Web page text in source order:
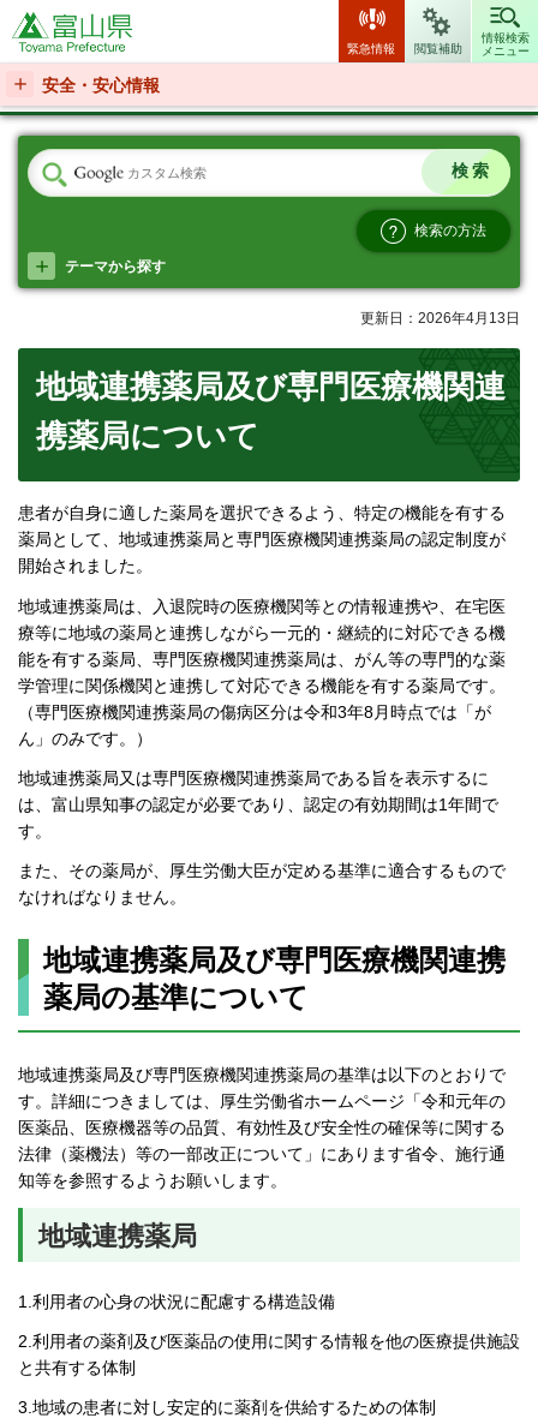
富山県
緊急情報 閲覧補助
情報検索
メニュー
安全・安心情報
検索の方法
テーマから探す
更新日：2026年4月13日
地域連携薬局及び専門医療機関連
携薬局について
患者が自身に適した薬局を選択できるよう、特定の機能を有する
薬局として、地域連携薬局と専門医療機関連携薬局の認定制度が
開始されました。
地域連携薬局は、入退院時の医療機関等との情報連携や、在宅医
療等に地域の薬局と連携しながら一元的・継続的に対応できる機
能を有する薬局、専門医療機関連携薬局は、がん等の専門的な薬
学管理に関係機関と連携して対応できる機能を有する薬局です。
（専門医療機関連携薬局の傷病区分は令和3年8月時点では「が
ん」のみです。）
地域連携薬局又は専門医療機関連携薬局である旨を表示するに
は、富山県知事の認定が必要であり、認定の有効期間は1年間で
す。
また、その薬局が、厚生労働大臣が定める基準に適合するもので
なければなりません。
地域連携薬局及び専門医療機関連携
薬局の基準について
地域連携薬局及び専門医療機関連携薬局の基準は以下のとおりで
す。詳細につきましては、厚生労働省ホームページ「令和元年の
医薬品、医療機器等の品質、有効性及び安全性の確保等に関する
法律（薬機法）等の一部改正について」にあります省令、施行通
知等を参照するようお願いします。
地域連携薬局
1.利用者の心身の状況に配慮する構造設備
2.利用者の薬剤及び医薬品の使用に関する情報を他の医療提供施設
と共有する体制
3.地域の患者に対し安定的に薬剤を供給するための体制